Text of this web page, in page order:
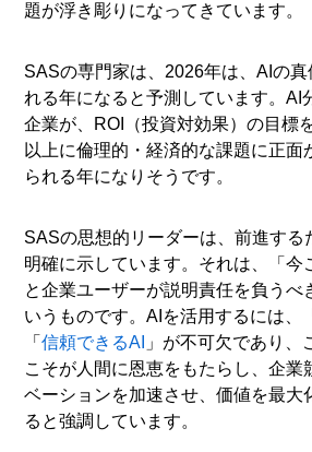
題が浮き彫りになってきています。
SASの専門家は、2026年は、AIの真
れる年になると予測しています。AI
企業が、ROI（投資対効果）の目標
以上に倫理的・経済的な課題に正面
られる年になりそうです。
SASの思想的リーダーは、前進する
明確に示しています。それは、「今
と企業ユーザーが説明責任を負うべ
いうものです。AIを活用するには、
「信頼できるAI 」が不可欠であり、
こそが人間に恩恵をもたらし、企業
ベーションを加速させ、価値を最大
ると強調しています。